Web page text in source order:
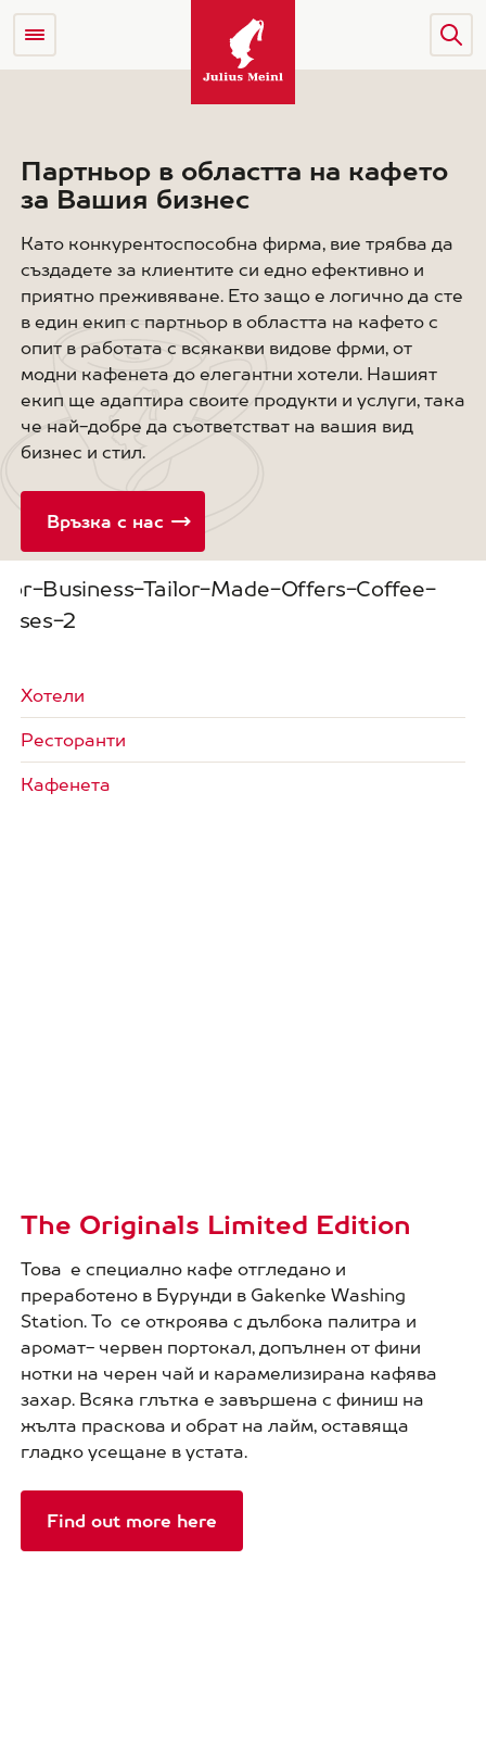
Партньор в областта на кафето
за Вашия бизнес
Като конкурентоспособна фирма, вие трябва да
създадете за клиентите си едно ефективно и
приятно преживяване. Ето защо е логично да сте
в един екип с партньор в областта на кафето с
опит в работата с всякакви видове фрми, от
модни кафенета до елегантни хотели. Нашият
екип ще адаптира своите продукти и услуги, така
че най-добре да съответстват на вашия вид
бизнес и стил.
Връзка с нас
Хотели
Ресторанти
Кафенета
The Originals Limited Edition
Това е специално кафе отгледано и
преработено в Бурунди в Gakenke Washing
Station. То се откроява с дълбока палитра и
аромат- червен портокал, допълнен от фини
нотки на черен чай и карамелизирана кафява
захар. Всяка глътка е завършена с финиш на
жълта праскова и обрат на лайм, оставяща
гладко усещане в устата.
Find out more here